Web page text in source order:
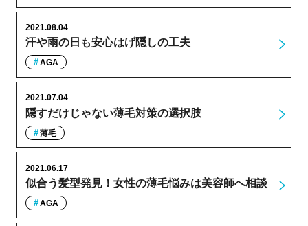
汗や雨の日も安心はげ隠しの工夫
2021.08.04
AGA
隠すだけじゃない薄毛対策の選択肢
2021.07.04
薄毛
似合う髪型発見！女性の薄毛悩みは美容師へ相談
2021.06.17
AGA